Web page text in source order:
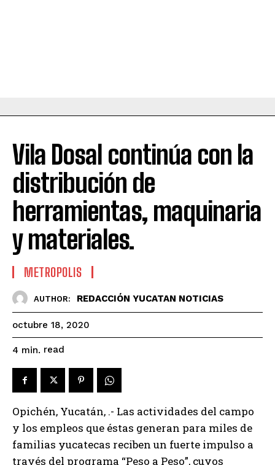
Vila Dosal continúa con la
distribución de
herramientas, maquinaria
y materiales.
METROPOLIS
AUTHOR: REDACCIÓN YUCATAN NOTICIAS
octubre 18, 2020
4 min. read
Opichén, Yucatán, .- Las actividades del campo
y los empleos que éstas generan para miles de
familias yucatecas reciben un fuerte impulso a
través del programa “Peso a Peso”, cuyos